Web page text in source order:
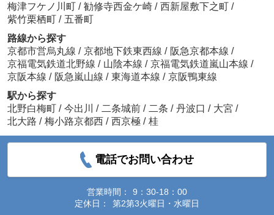
梅津フケノ川町 / 勧修寺西金ケ崎 / 西新屋敷下之町 /
紫竹栗栖町 / 五番町
路線から探す
京都市営烏丸線 / 京都地下鉄東西線 / 阪急京都本線 /
京福電気鉄道北野線 / 山陰本線 / 京福電気鉄道嵐山本線 /
京阪本線 / 阪急嵐山線 / 東海道本線 / 京阪鴨東線
駅から探す
北野白梅町 / 今出川 / 二条城前 / 二条 / 丹波口 / 大宮 /
北大路 / 梅小路京都西 / 西京極 / 桂
電話でお問い合わせ
営業時間：
9：30-18：00
定休日：
第2第3火曜日・水曜日